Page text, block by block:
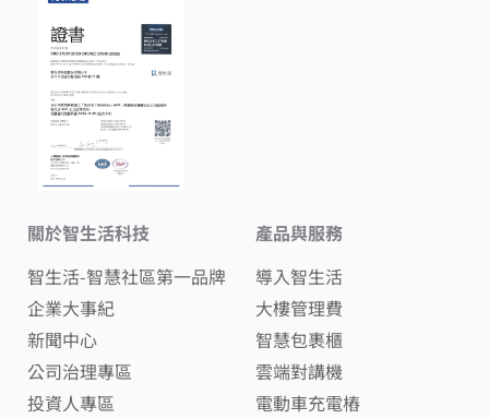
關於智生活科技
智生活-智慧社區第一品牌
企業大事紀
新聞中心
公司治理專區
投資人專區
產品與服務
導入智生活
大樓管理費
智慧包裹櫃
雲端對講機
電動車充電樁